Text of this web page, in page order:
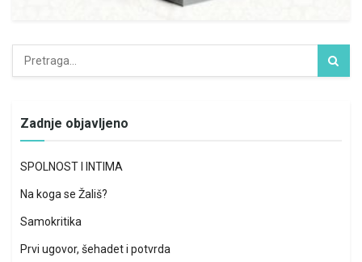
Zadnje objavljeno
SPOLNOST I INTIMA
Na koga se Žališ?
Samokritika
Prvi ugovor, šehadet i potvrda